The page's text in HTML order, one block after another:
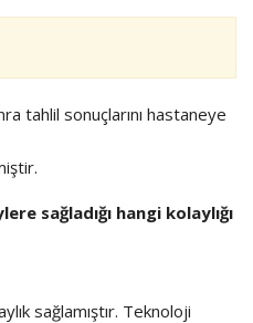
tahlil sonuçlarını hastaneye
sağladığı hangi kolaylığı
sağlamıştır. Teknoloji